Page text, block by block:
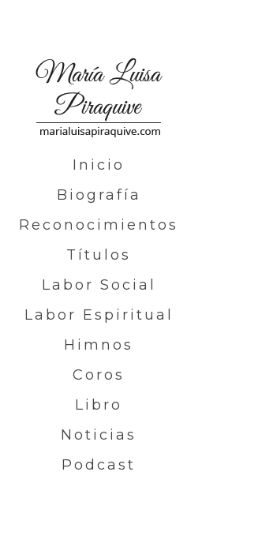
Inicio
Biografía
Reconocimientos
Títulos
Labor Social
Labor Espiritual
Himnos
Coros
Libro
Noticias
Podcast